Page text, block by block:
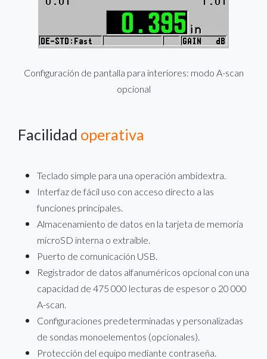
Configuración de pantalla para interiores: modo A-scan
opcional
Facilidad operativa
Teclado simple para una operación ambidextra.
Interfaz de fácil uso con acceso directo a las
funciones principales.
Almacenamiento de datos en la tarjeta de memoria
microSD interna o extraíble.
Puerto de comunicación USB.
Registrador de datos alfanuméricos opcional con una
capacidad de 475 000 lecturas de espesor o 20 000
A-scan.
Configuraciones predeterminadas y personalizadas
de sondas monoelementos (opcionales).
Protección del equipo mediante contraseña.